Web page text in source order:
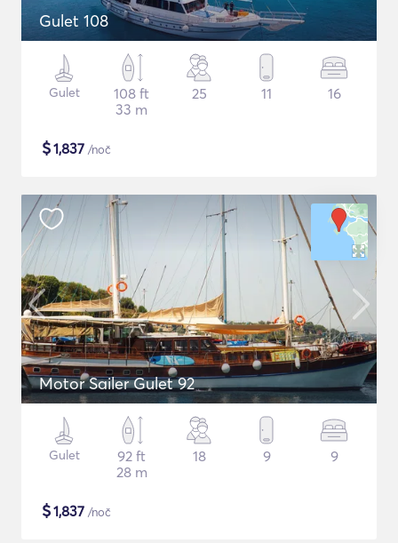
Gulet 108
Gulet
108 ft
33 m
25 11 16
$1,837 /noč
Motor Sailer Gulet 92
Gulet
92 ft
28 m
18 9 9
$1,837 /noč